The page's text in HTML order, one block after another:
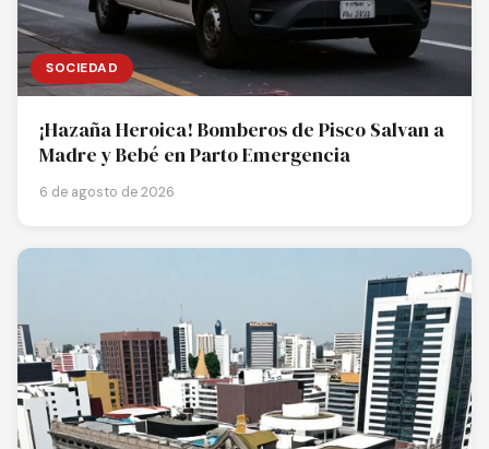
SOCIEDAD
¡Hazaña Heroica! Bomberos de Pisco Salvan a
Madre y Bebé en Parto Emergencia
6 de agosto de 2026